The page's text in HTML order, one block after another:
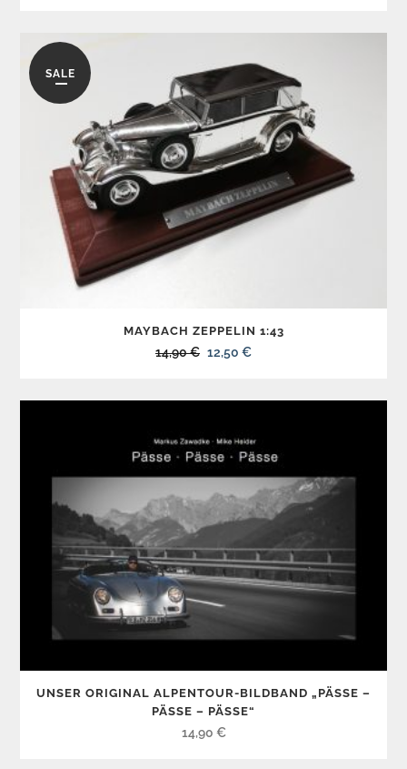
SALE
MAYBACH ZEPPELIN 1:43
14,90€ Ursprünglicher
war:
12,50 €Aktueller
ist:
UNSER ORIGINAL ALPENTOUR-BILDBAND „PÄSSE –
PÄSSE – PÄSSE“
14,90 €